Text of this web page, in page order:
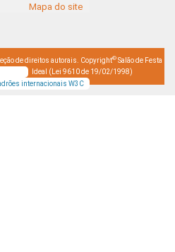
Mapa do site
de direitos autorais. Copyright© Salão de Festa
Ideal (Lei 9610 de 19/02/1998)